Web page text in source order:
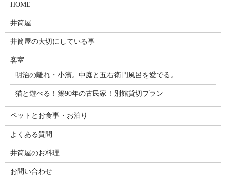
HOME
井筒屋
井筒屋の大切にしている事
客室
明治の離れ・小濱。中庭と五右衛門風呂を愛でる。
猫と遊べる！築90年の古民家！別館貸切プラン
ペットとお食事・お泊り
よくある質問
井筒屋のお料理
お問い合わせ